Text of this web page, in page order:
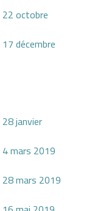
22 octobre
décembre
janvier
4 mars 2019
28 mars 2019